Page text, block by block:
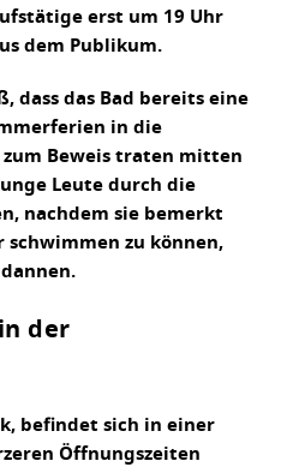
erst um 19 Uhr
dem Publikum.
dass das Bad bereits eine
in die
Beweis traten mitten
Leute durch die
nachdem sie bemerkt
zu können,
der
befindet sich in einer
Öffnungszeiten